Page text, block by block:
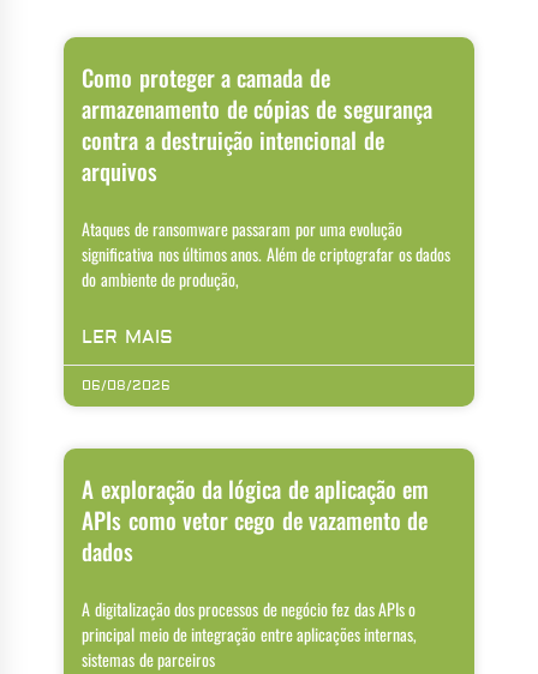
Como proteger a camada de
armazenamento de cópias de segurança
contra a destruição intencional de
arquivos
Ataques de ransomware passaram por uma evolução
significativa nos últimos anos. Além de criptografar os dados
do ambiente de produção,
LER MAIS
06/08/2026
A exploração da lógica de aplicação em
APIs como vetor cego de vazamento de
dados
A digitalização dos processos de negócio fez das APIs o
principal meio de integração entre aplicações internas,
sistemas de parceiros